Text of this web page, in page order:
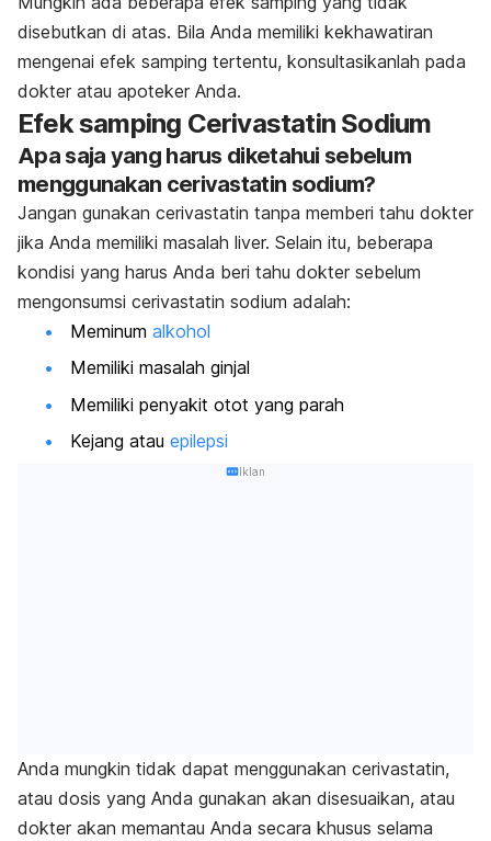
disebutkan di atas. Bila Anda memiliki kekhawatiran
mengenai efek samping tertentu, konsultasikanlah pada
dokter atau apoteker Anda.
Efek samping Cerivastatin Sodium
Apa saja yang harus diketahui sebelum
menggunakan cerivastatin sodium?
Jangan gunakan cerivastatin tanpa memberi tahu dokter
jika Anda memiliki masalah liver. Selain itu, beberapa
kondisi yang harus Anda beri tahu dokter sebelum
mengonsumsi cerivastatin sodium adalah:
Meminum alkohol
Memiliki masalah ginjal
Memiliki penyakit otot yang parah
Kejang atau epilepsi
Iklan
Anda mungkin tidak dapat menggunakan cerivastatin,
atau dosis yang Anda gunakan akan disesuaikan, atau
dokter akan memantau Anda secara khusus selama